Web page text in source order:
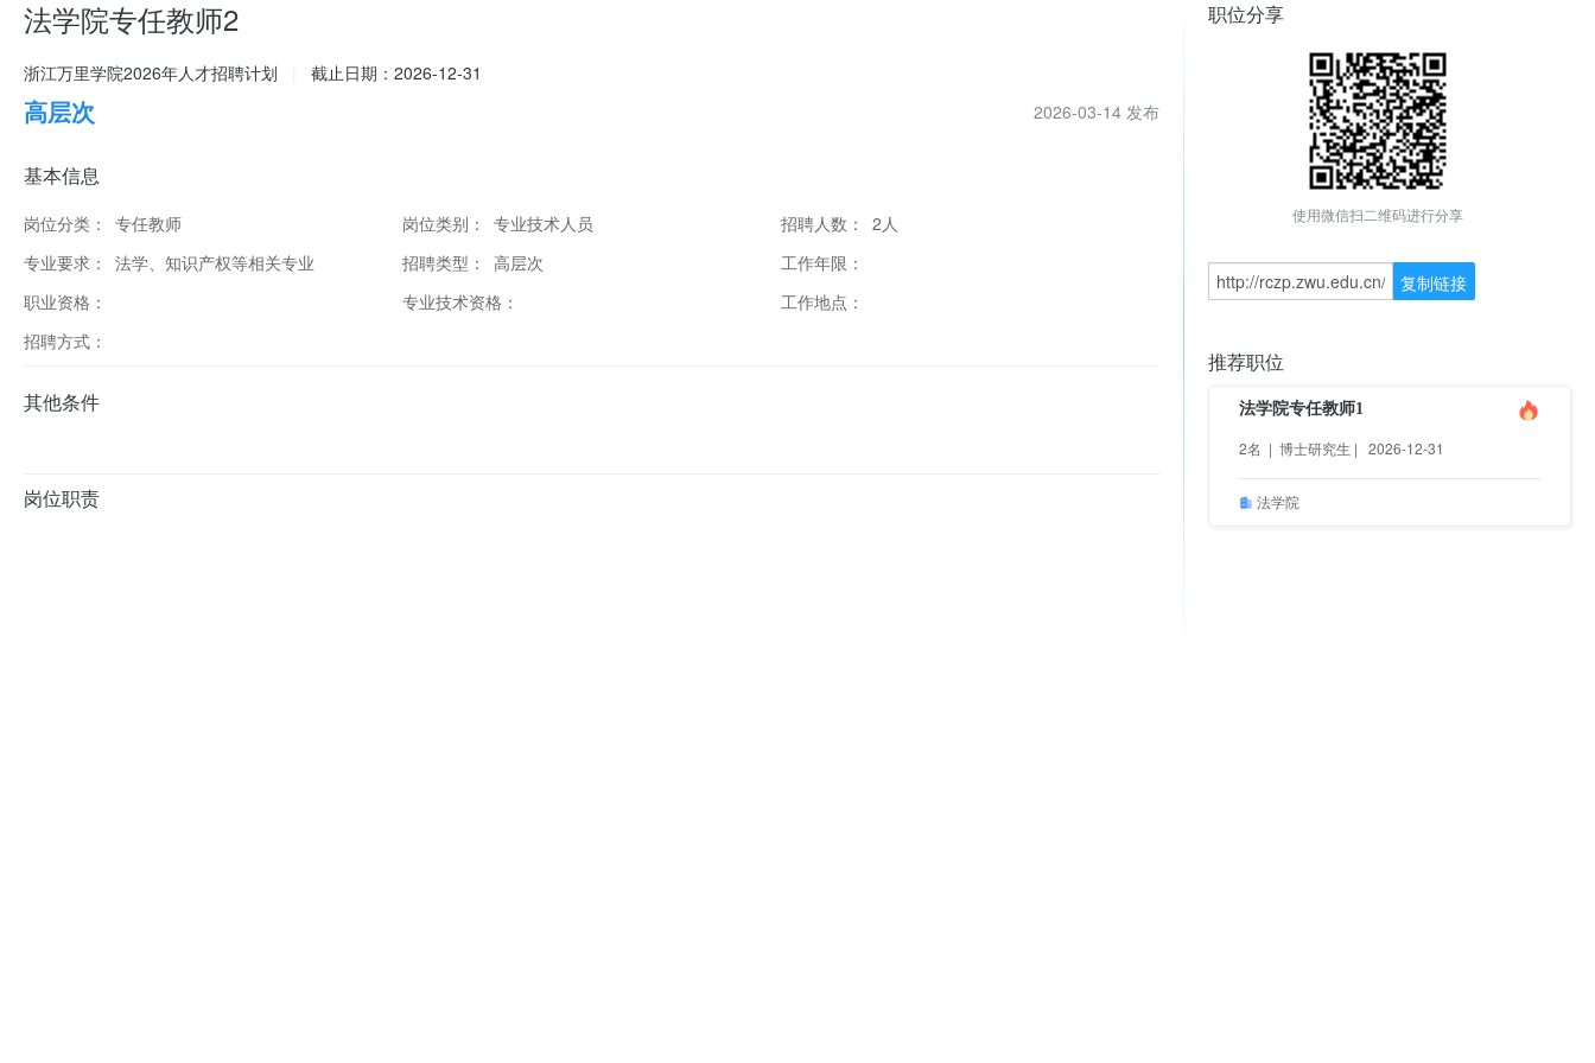
法学院专任教师2
浙江万里学院2026年人才招聘计划 截止日期：2026-12-31
高层次 2026-03-14 发布
基本信息
岗位分类： 专任教师 岗位类别： 专业技术人员 招聘人数：
2人
专业要求：
法学、知识产权等相关专业 招聘类型： 高层次
工作年限：
职业资格：
专业技术资格：
工作地点：
招聘方式：
其他条件
岗位职责
职位分享
使用微信扫二维码进行分享
复制链接
推荐职位
法学院专任教师1
2名 | 博士研究生 | 2026-12-31
法学院